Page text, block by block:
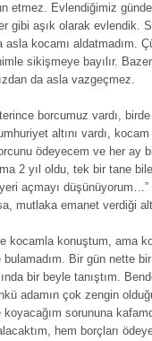
etmez. Evlendiğimiz
gibi aşık olarak evlendik.
kocamı aldatmadım.
sikişmeye bayılır.
da asla vazgeçmez.
borcumuz vardı,
altını vardı,
ödeyecem ve her ay
2 yıl oldu, tek bir tane
açmayı
mutlaka emanet verdiği
kocamla konuştum, ama
Bir gün nette
bir beyle tanıştım.
adamın çok zengin
koyacağım sorununa
hem borçları